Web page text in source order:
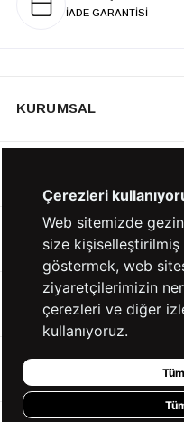
İADE GARANTİSİ
KURUMSAL
YARDIM
BİZE ULAŞIN
HIZLI ERİŞİM
Çerezleri
Web sitemizde
size
göstermek, web
ziyaretçilerimizin
çerezleri ve diğer
kullanıyoruz.